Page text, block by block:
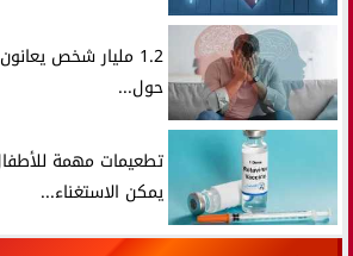
1.2 مليار شخص
حول...
تطعيمات مهمة
يمكن الاستغناء...